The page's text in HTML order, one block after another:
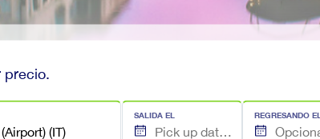
precio.
SALIDA EL REGRESANDO EL